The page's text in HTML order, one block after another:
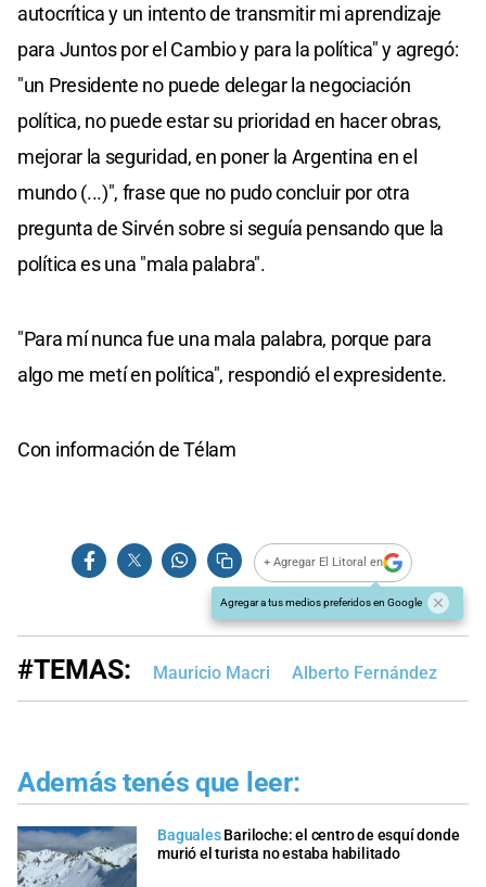
autocrítica y un intento de transmitir mi aprendizaje
para Juntos por el Cambio y para la política" y agregó:
"un Presidente no puede delegar la negociación
política, no puede estar su prioridad en hacer obras,
mejorar la seguridad, en poner la Argentina en el
mundo (...)", frase que no pudo concluir por otra
pregunta de Sirvén sobre si seguía pensando que la
política es una "mala palabra".
"Para mí nunca fue una mala palabra, porque para
algo me metí en política", respondió el expresidente.
Con información de Télam
+ Agregar El Litoral en
Agregar a tus medios preferidos en Google
#TEMAS: Mauricio Macri Alberto Fernández
Además tenés que leer:
Baguales Bariloche: el centro de esquí donde
murió el turista no estaba habilitado